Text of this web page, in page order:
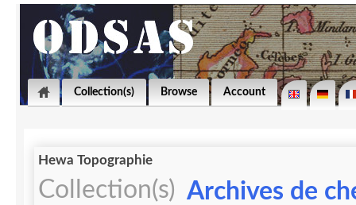
Collection(s) Browse Account
Hewa Topographie
Collection(s) Archives de